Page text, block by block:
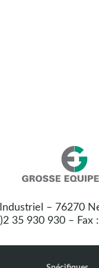
– 76270
35 930 930 – Fax